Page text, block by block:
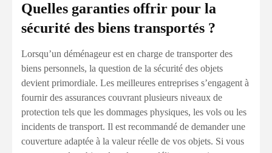
Quelles garanties offrir pour la
sécurité des biens transportés ?
Lorsqu’un déménageur est en charge de transporter des
biens personnels, la question de la sécurité des objets
devient primordiale. Les meilleures entreprises s’engagent à
fournir des assurances couvrant plusieurs niveaux de
protection tels que les dommages physiques, les vols ou les
incidents de transport. Il est recommandé de demander une
couverture adaptée à la valeur réelle de vos objets. Si vous